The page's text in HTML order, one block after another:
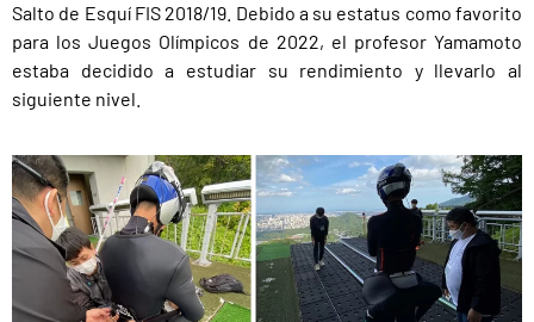
Salto de Esquí FIS 2018/19. Debido a su estatus como favorito
para los Juegos Olímpicos de 2022, el profesor Yamamoto
estaba decidido a estudiar su rendimiento y llevarlo al
siguiente nivel.